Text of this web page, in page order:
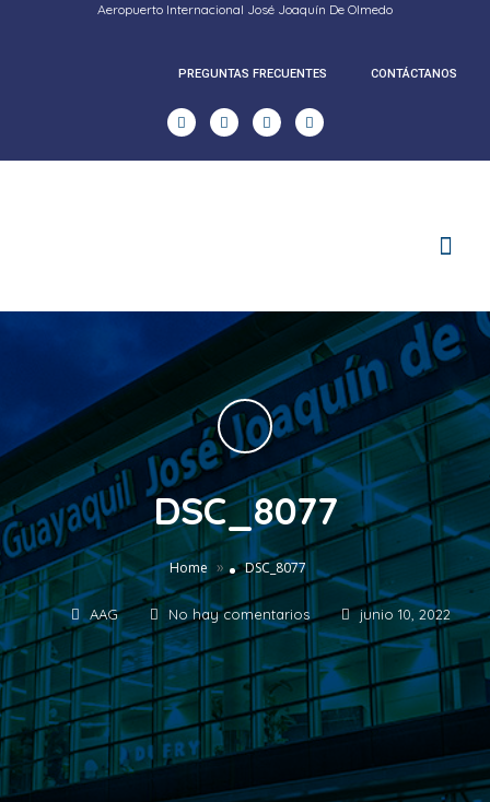
Aeropuerto Internacional José Joaquín De Olmedo
PREGUNTAS FRECUENTES CONTÁCTANOS
DSC_8077
Home » DSC_8077
AAG No hay comentarios junio 10, 2022